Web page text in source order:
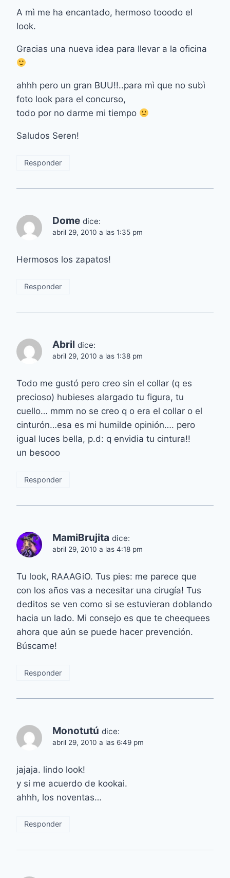
A mì me ha encantado, hermoso tooodo el
look.
Gracias una nueva idea para llevar a la oficina
ahhh pero un gran BUU!!..para mì que no subì
foto look para el concurso,
todo por no darme mi tiempo
Saludos Seren!
Responder
Dome dice:
abril 29, 2010 a las 1:35 pm
Hermosos los zapatos!
Responder
Abril dice:
abril 29, 2010 a las 1:38 pm
Todo me gustó pero creo sin el collar (q es
precioso) hubieses alargado tu figura, tu
cuello… mmm no se creo q o era el collar o el
cinturón…esa es mi humilde opinión…. pero
igual luces bella, p.d: q envidia tu cintura!!
un besooo
Responder
MamiBrujita dice:
abril 29, 2010 a las 4:18 pm
Tu look, RAAAGiO. Tus pies: me parece que
con los años vas a necesitar una cirugía! Tus
deditos se ven como si se estuvieran doblando
hacia un lado. Mi consejo es que te cheequees
ahora que aún se puede hacer prevención.
Búscame!
Responder
Monotutú dice:
abril 29, 2010 a las 6:49 pm
jajaja. lindo look!
y si me acuerdo de kookai.
ahhh, los noventas…
Responder